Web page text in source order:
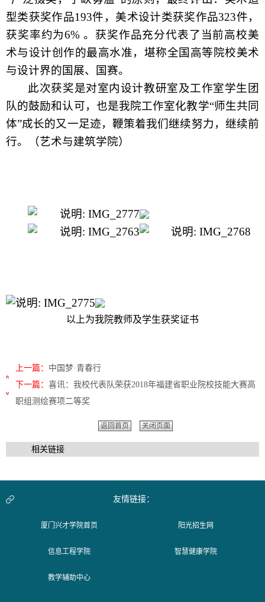
型类获奖作品193件，美术设计类获奖作品323件，
获奖率约为6%。获奖作品充分代表了当前高校美
术与设计创作的最高水准，堪称全国高等院校美术
与设计界的国展、国赛。
此次获奖是对室内设计教研室及工作室学生团
队的鼓励和认可，也是我院工作室化教学“师生共同
体”成长的又一足迹，鞭策着我们继续努力，继续前
行。（艺术与建筑学院）
以上为我院教师及学生获奖证书
上一篇： 中国梦·青春行
下一篇： 喜讯：我校代表队荣获2018年福建省职业院校技能大赛高
职组测绘赛项二等奖
返回首页 关闭页面
相关链接
友情链接：
厦门兴才学院首页 阳光招生网
信息工程学院 智慧健康学院
教学辅助中心